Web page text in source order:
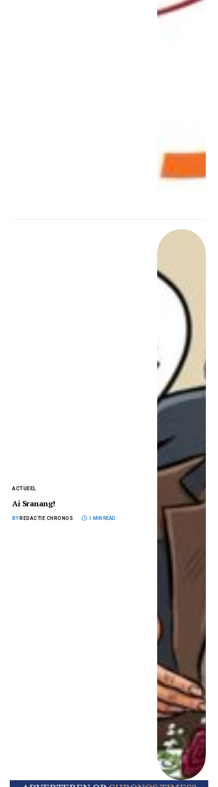
ACTUEEL
Ai Sranang!
BY REDACTIE CHRONOS 1 MIN READ